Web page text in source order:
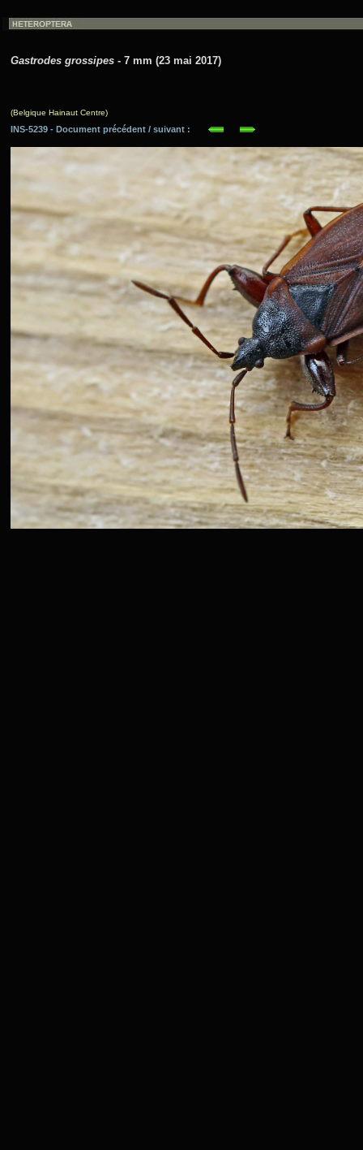
Gastrodes grossipes - 7 mm (23 mai 2017)
(Belgique Hainaut Centre)
INS-5239 - Document précédent / suivant :